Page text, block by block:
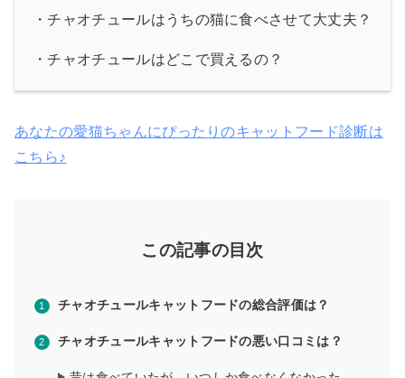
・チャオチュールはうちの猫に食べさせて大丈夫？
・チャオチュールはどこで買えるの？
あなたの愛猫ちゃんにぴったりのキャットフード診断は
こちら♪
この記事の目次
チャオチュールキャットフードの総合評価は？
チャオチュールキャットフードの悪い口コミは？